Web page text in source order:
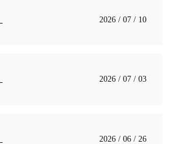
2026 / 07 / 10
2026 / 07 / 03
2026 / 06 / 26